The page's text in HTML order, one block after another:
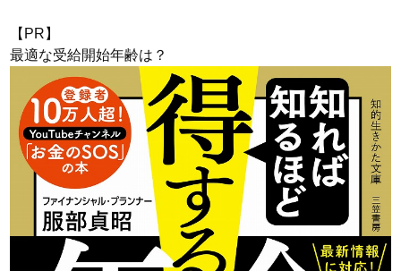
【PR】
最適な受給開始年齢は？